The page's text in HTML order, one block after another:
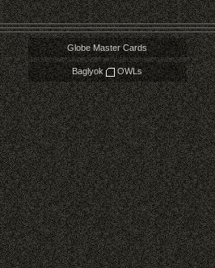
Globe Master Cards
Baglyok OWLs